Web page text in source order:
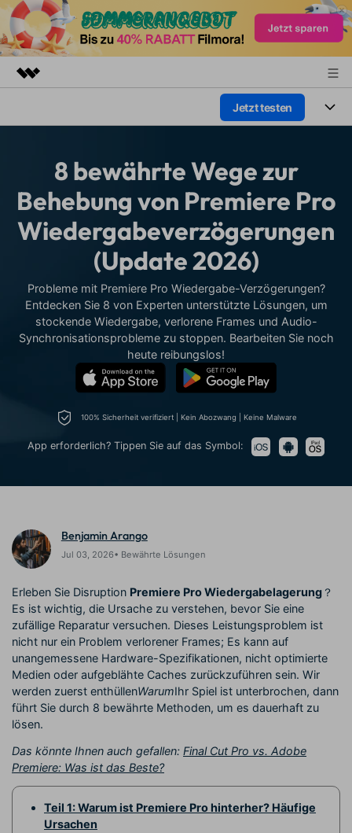
Dienstprogramme
Überblick
Lösungen
Presseraum
Support
Jetzt testen
Plattformen
Funktionen
Video/Foto
Text
Lösungen
Soziale Medien
Marketing & Business
Lifestyle & Spaß
Video-Prompts
Über 100 heiße Video-
Prompts – schnell ähnliche
Videos erstellen
Meisterkurs
Beherrschen Sie
fortgeschrittene
Videobearbeitungsfähigkeiten
Kickstart Bootcamp
Videobearbeitungs-
DIY-Spezialeffekte
Erfahren Sie, wie Sie einen
können
Creator
Programm
Monetarisieren Sie
Ihren Einfluss mit Filmora
An Freunde empfehlen,
Belohnungen erhalten
Community
Empfohlene Inhalte
Hilfe-Center
Wir helfen Ihnen gerne weiter
Kundengeschichten
Erfahren Sie, wie unsere
Entdecken Sie
Support
Anmelden
Suchen
8 bewährte Wege zur
Behebung von Premiere Pro
Wiedergabeverzögerungen
(Update 2026)
Probleme mit Premiere Pro Wiedergabe-Verzögerungen?
Entdecken Sie 8 von Experten unterstützte Lösungen, um
stockende Wiedergabe, verlorene Frames und Audio-
Synchronisationsprobleme zu stoppen. Bearbeiten Sie noch
heute reibungslos!
100% Sicherheit verifiziert | Kein Abozwang | Keine Malware
App erforderlich? Tippen Sie auf das Symbol:
Benjamin Arango
Jul 03, 2026• Bewährte Lösungen
Erleben Sie Disruption Premiere Pro Wiedergabelagerung ？
Es ist wichtig, die Ursache zu verstehen, bevor Sie eine
zufällige Reparatur versuchen. Dieses Leistungsproblem ist
nicht nur ein Problem verlorener Frames; Es kann auf
unangemessene Hardware-Spezifikationen, nicht optimierte
Medien oder aufgeblähte Caches zurückzuführen sein. Wir
werden zuerst enthüllenWarumIhr Spiel ist unterbrochen, dann
führt Sie durch 8 bewährte Methoden, um es dauerhaft zu
lösen.
Das könnte Ihnen auch gefallen: Final Cut Pro vs. Adobe
Premiere: Was ist das Beste?
Teil 1: Warum ist Premiere Pro hinterher? Häufige
Ursachen